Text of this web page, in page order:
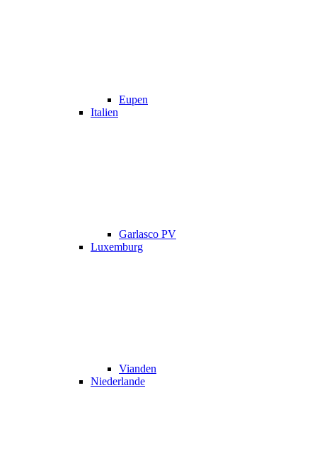
Eupen
Italien
Garlasco PV
Luxemburg
Vianden
Niederlande